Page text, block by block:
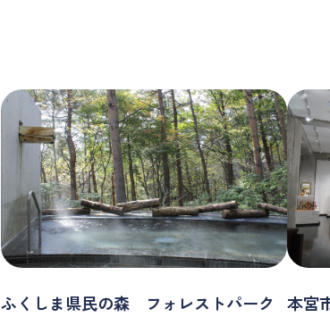
ふくしま県民の森 フォレストパーク
本宮